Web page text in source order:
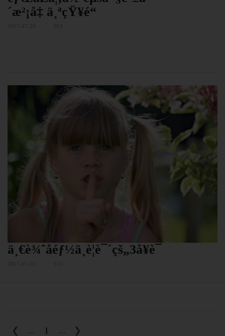
´æ²¡å‡ ä¸ªçŸ¥é“
ä¸€è¾ˆå­éƒ½ä¸è¦è¯´çš„3å¥è¯
❮ ... 1 ... ❯